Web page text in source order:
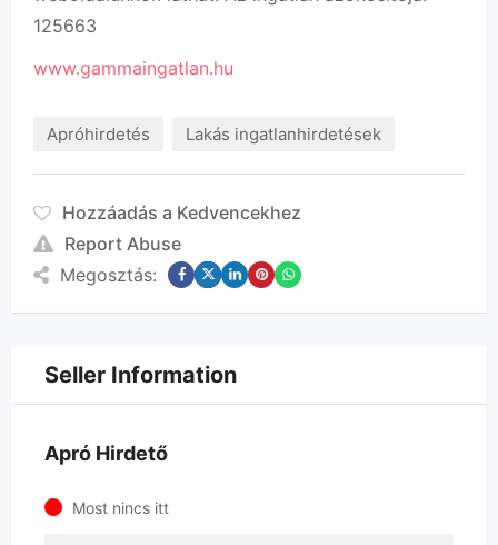
125663
www.gammaingatlan.hu
Apróhirdetés Lakás ingatlanhirdetések
Hozzáadás a Kedvencekhez
Report Abuse
Megosztás:
Seller Information
Apró Hirdető
Most nincs itt